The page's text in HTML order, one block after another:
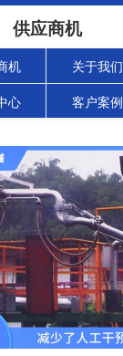
供应商机
机 关于我们
心 客户案例